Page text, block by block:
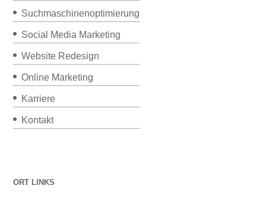
Suchmaschinenoptimierung
Social Media Marketing
Website Redesign
Online Marketing
Karriere
Kontakt
ORT LINKS